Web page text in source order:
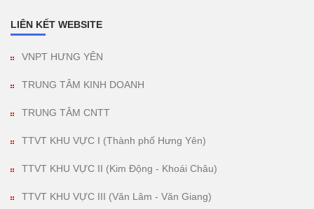
LIÊN KẾT WEBSITE
VNPT HƯNG YÊN
TRUNG TÂM KINH DOANH
TRUNG TÂM CNTT
TTVT KHU VỰC I (Thành phố Hưng Yên)
TTVT KHU VỰC II (Kim Động - Khoái Châu)
TTVT KHU VỰC III (Văn Lâm - Văn Giang)